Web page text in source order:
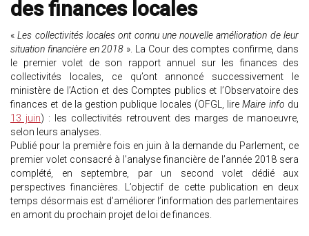
des finances locales
« Les collectivités locales ont connu une nouvelle amélioration de leur
situation financière en 2018 ». La Cour des comptes confirme, dans
le premier volet de son rapport annuel sur les finances des
collectivités locales, ce qu’ont annoncé successivement le
ministère de l’Action et des Comptes publics et l’Observatoire des
finances et de la gestion publique locales (OFGL, lireMaire info du
13 juin) : les collectivités retrouvent des marges de manoeuvre,
selon leurs analyses.
Publié pour la première fois en juin à la demande du Parlement, ce
premier volet consacré à l’analyse financière de l’année 2018 sera
complété, en septembre, par un second volet dédié aux
perspectives financières. L’objectif de cette publication en deux
temps désormais est d’améliorer l’information des parlementaires
en amont du prochain projet de loi de finances.